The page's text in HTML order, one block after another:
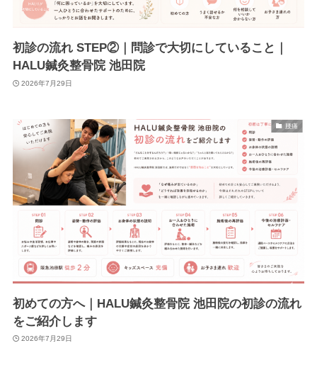
初診の流れ STEP②｜問診で大切にしていること｜
HALU鍼灸整骨院 池田院
2026年7月29日
腰痛
初めての方へ｜HALU鍼灸整骨院 池田院の初診の流れ
をご紹介します
2026年7月29日